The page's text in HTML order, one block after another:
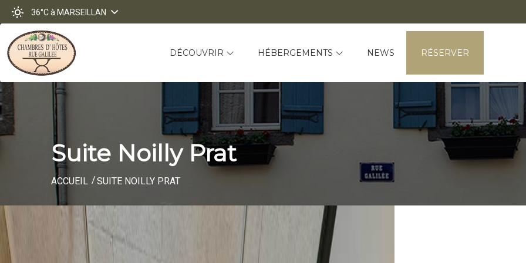
36°Cà MARSEILLAN
DÉCOUVRIR HÉBERGEMENTS NEWS RÉSERVER
Suite Noilly Prat
ACCUEIL SUITE NOILLY PRAT